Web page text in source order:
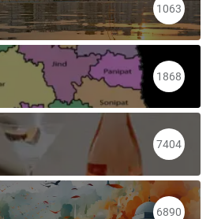
1063
1868
7404
6890